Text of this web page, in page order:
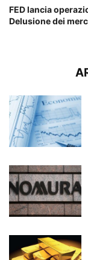
FED lancia
Delusione dei